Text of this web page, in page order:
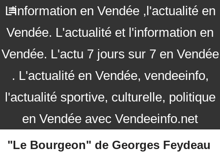
L'information en Vendée ,l'actualité en
Vendée. L'actualité et l'information en
Vendée. L'actu 7 jours sur 7 en Vendée
. L'actualité en Vendée, vendeeinfo,
l'actualité sportive, culturelle, politique
en Vendée avec Vendeeinfo.net
"Le Bourgeon" de Georges Feydeau